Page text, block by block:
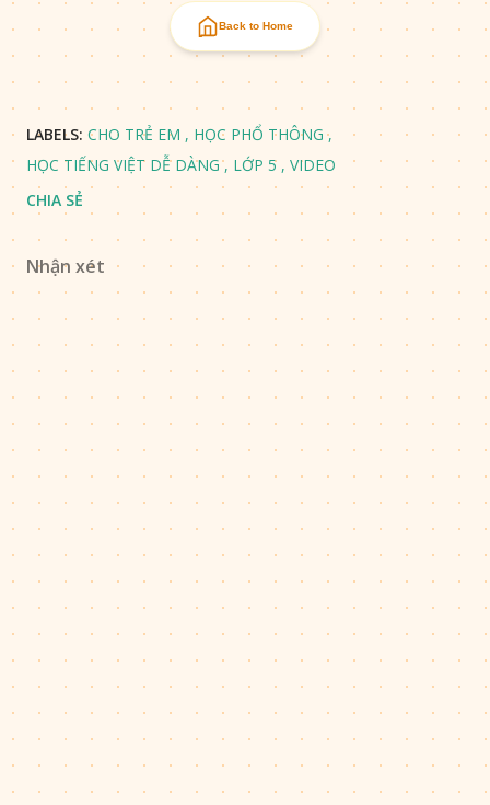
Back to Home
LABELS: CHO TRẺ EM
HỌC PHỔ THÔNG
HỌC TIẾNG VIỆT DỄ DÀNG LỚP 5
VIDEO
CHIA SẺ
Nhận xét